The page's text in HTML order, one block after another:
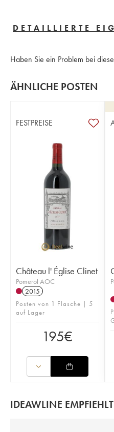
DETAILLIERTE
Haben Sie ein Problem bei
ÄHNLICHE POSTEN
FESTPREISE
Château l' Église Clinet
Pomerol AOC
2015
Posten von 1 Flasche | 5
auf Lager
195€
IDEAWLINE